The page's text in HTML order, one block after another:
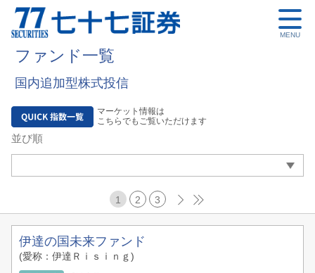
MENU
ファンド一覧
国内追加型株式投信
マーケット情報は
こちらでもご覧いただけます
並び順
1 2 3
伊達の国未来ファンド
(愛称：伊達Ｒｉｓｉｎｇ)